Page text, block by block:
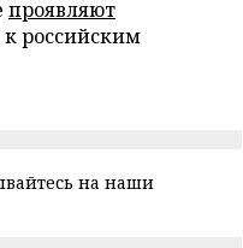
проявляют
российским
на наши